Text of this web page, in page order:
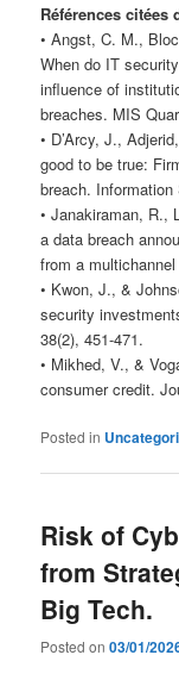
Références citées
• Angst, C. M.,
When do IT
influence of
breaches. MIS
• D’Arcy, J.,
good to be true:
breach.
• Janakiraman, R.,
a data breach
from a
• Kwon, J., &
security
38(2), 451-471.
• Mikhed, V., &
consumer credit.
Posted in
Risk of
from
Big Tech.
Posted on03/01/